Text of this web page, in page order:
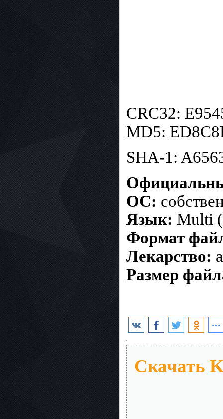
CRC32:
MD5:
SHA-1:
ОС:
Язык: Multi
Формат
Лекарство:
Размер
Скачать